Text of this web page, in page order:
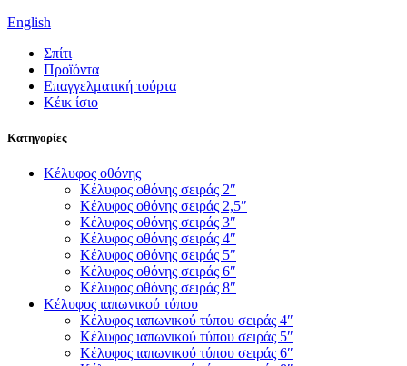
English
Σπίτι
Προϊόντα
Επαγγελματική τούρτα
Κέικ ίσιο
Κατηγορίες
Κέλυφος οθόνης
Κέλυφος οθόνης σειράς 2″
Κέλυφος οθόνης σειράς 2,5″
Κέλυφος οθόνης σειράς 3″
Κέλυφος οθόνης σειράς 4″
Κέλυφος οθόνης σειράς 5″
Κέλυφος οθόνης σειράς 6″
Κέλυφος οθόνης σειράς 8″
Κέλυφος ιαπωνικού τύπου
Κέλυφος ιαπωνικού τύπου σειράς 4″
Κέλυφος ιαπωνικού τύπου σειράς 5″
Κέλυφος ιαπωνικού τύπου σειράς 6″